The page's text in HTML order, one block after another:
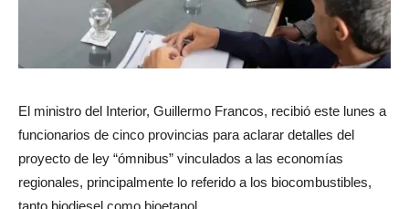
El ministro del Interior, Guillermo Francos, recibió este lunes a
funcionarios de cinco provincias para aclarar detalles del
proyecto de ley “ómnibus” vinculados a las economías
regionales, principalmente lo referido a los biocombustibles,
tanto biodiesel como bioetanol.